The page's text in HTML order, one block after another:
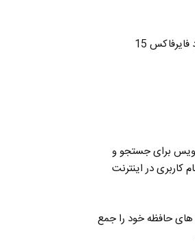
فایرفاکس 15
برای جستجو و
کاربری در اینترنت
حافظه خود را جمع